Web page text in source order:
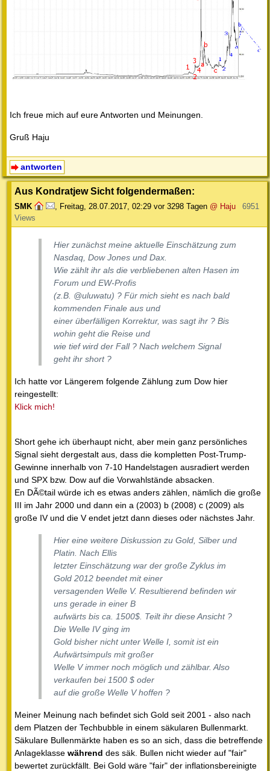
Ich freue mich auf eure Antworten und Meinungen.
Gruß Haju
antworten
Aus Kondratjew Sicht folgendermaßen:
SMK Freitag, 28.07.2017, 02:29 vor 3298 Tagen @ Haju
6951
Views
Hier zunächst meine aktuelle Einschätzung zum
Nasdaq, Dow Jones und Dax.
Wie zählt ihr als die verbliebenen alten Hasen im
Forum und EW-Profis
(z.B. @uluwatu) ? Für mich sieht es nach bald
kommenden Finale aus und
einer überfälligen Korrektur, was sagt ihr ? Bis
wohin geht die Reise und
wie tief wird der Fall ? Nach welchem Signal
geht ihr short ?
Ich hatte vor Längerem folgende Zählung zum Dow hier
reingestellt:
Klick mich!
Short gehe ich überhaupt nicht, aber mein ganz persönliches
Signal sieht dergestalt aus, dass die kompletten Post-Trump-
Gewinne innerhalb von 7-10 Handelstagen ausradiert werden
und SPX bzw. Dow auf die Vorwahlstände absacken.
En DÃ©tail würde ich es etwas anders zählen, nämlich die große
III im Jahr 2000 und dann ein a (2003) b (2008) c (2009) als
große IV und die V endet jetzt dann dieses oder nächstes Jahr.
Hier eine weitere Diskussion zu Gold, Silber und
Platin. Nach Ellis
letzter Einschätzung war der große Zyklus im
Gold 2012 beendet mit einer
versagenden Welle V. Resultierend befinden wir
uns gerade in einer B
aufwärts bis ca. 1500$. Teilt ihr diese Ansicht ?
Die Welle IV ging im
Gold bisher nicht unter Welle I, somit ist ein
Aufwärtsimpuls mit großer
Welle V immer noch möglich und zählbar. Also
verkaufen bei 1500 $ oder
auf die große Welle V hoffen ?
Meiner Meinung nach befindet sich Gold seit 2001 - also nach
dem Platzen der Techbubble in einem säkularen Bullenmarkt.
Säkulare Bullenmärkte haben es so an sich, dass die betreffende
Anlageklasse während des säk. Bullen nicht wieder auf "fair"
bewertet zurückfällt. Bei Gold wäre "fair" der inflationsbereinigte